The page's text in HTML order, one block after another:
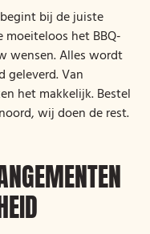
bij de juiste
moeiteloos het BBQ-
wensen. Alles wordt
geleverd. Van
het makkelijk. Bestel
wij doen de rest.